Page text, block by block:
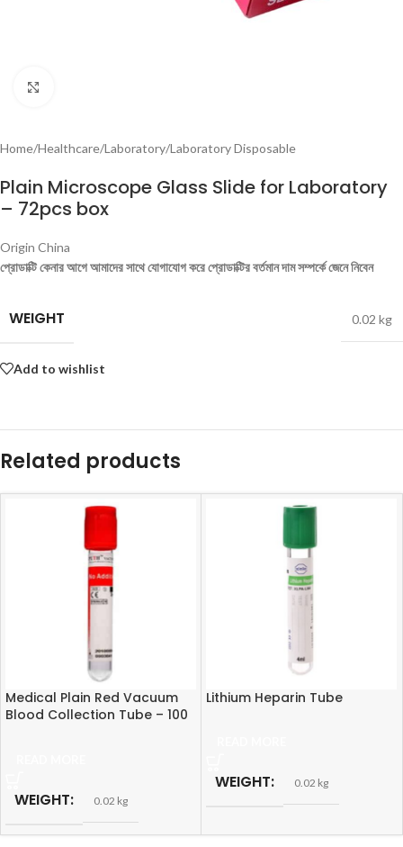
Home/Healthcare/Laboratory/Laboratory Disposable
Plain Microscope Glass Slide for Laboratory
– 72pcs box
Origin China
প্রোডাক্টি কেনার আগে আমাদের সাথে যোগাযোগ করে প্রোডাক্টির বর্তমান দাম সম্পর্কে জেনে নিবেন
WEIGHT 0.02 kg
Add to wishlist
Related products
Medical Plain Red Vacuum
Blood Collection Tube – 100
WEIGHT 0.02 kg
Lithium Heparin Tube
WEIGHT 0.02 kg